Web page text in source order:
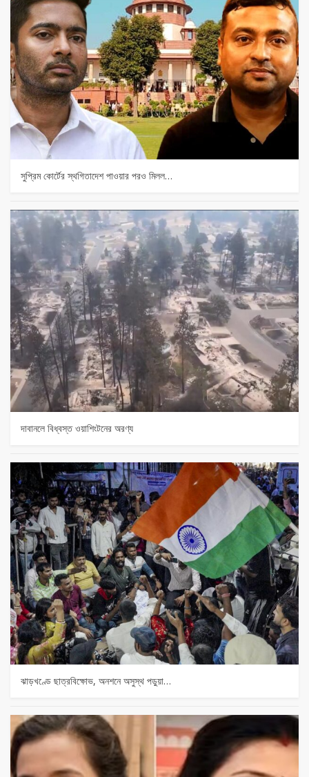
সুপ্রিম কোর্টের স্থগিতাদেশ পাওয়ার পর‌ও মিলল…
দাবানলে বিধ্বস্ত ওয়াশিংটনের অরণ্য
ঝাড়খণ্ডে ছাত্রবিক্ষোভ, অনশনে অসুস্থ পড়ুয়া…